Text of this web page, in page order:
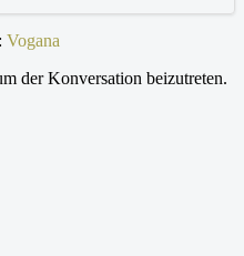
Vogana
der Konversation beizutreten.